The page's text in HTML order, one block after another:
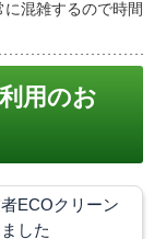
混雑するので時間
用のお
ECOクリーン
した